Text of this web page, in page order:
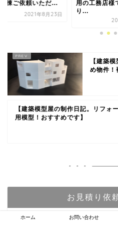
工務店様です！あ
ザイン物件】
【建築
め物件！
【建築模型屋の制作日記。リフォ
用模型！おすすめです】
お見積り依
ホーム お問い合わせ